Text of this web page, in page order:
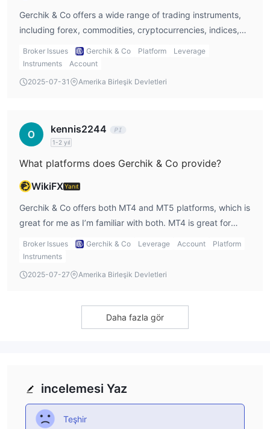
Gerchik & Co offers a wide range of trading instruments,
including forex, commodities, cryptocurrencies, indices,
stocks, and metals. This diversity is perfect for me as it
allows me to explore different markets and diversify my
Broker Issues Gerchik & Co Platform
Leverage
Instruments
Account
2025-07-31
Amerika Birleşik Devletleri
kennis2244
1-2 yıl
What platforms does Gerchik & Co provide?
WikiFXYanıt
Gerchik & Co offers both MT4 and MT5 platforms, which is
great for me as I’m familiar with both. MT4 is great for
beginners, while MT5 provides advanced features for
experienced traders. I would mention this in my gerchik co
Broker Issues Gerchik & Co Leverage Account
Platform
Instruments
2025-07-27
Amerika Birleşik Devletleri
Daha fazla gör
incelemesi Yaz
Teşhir